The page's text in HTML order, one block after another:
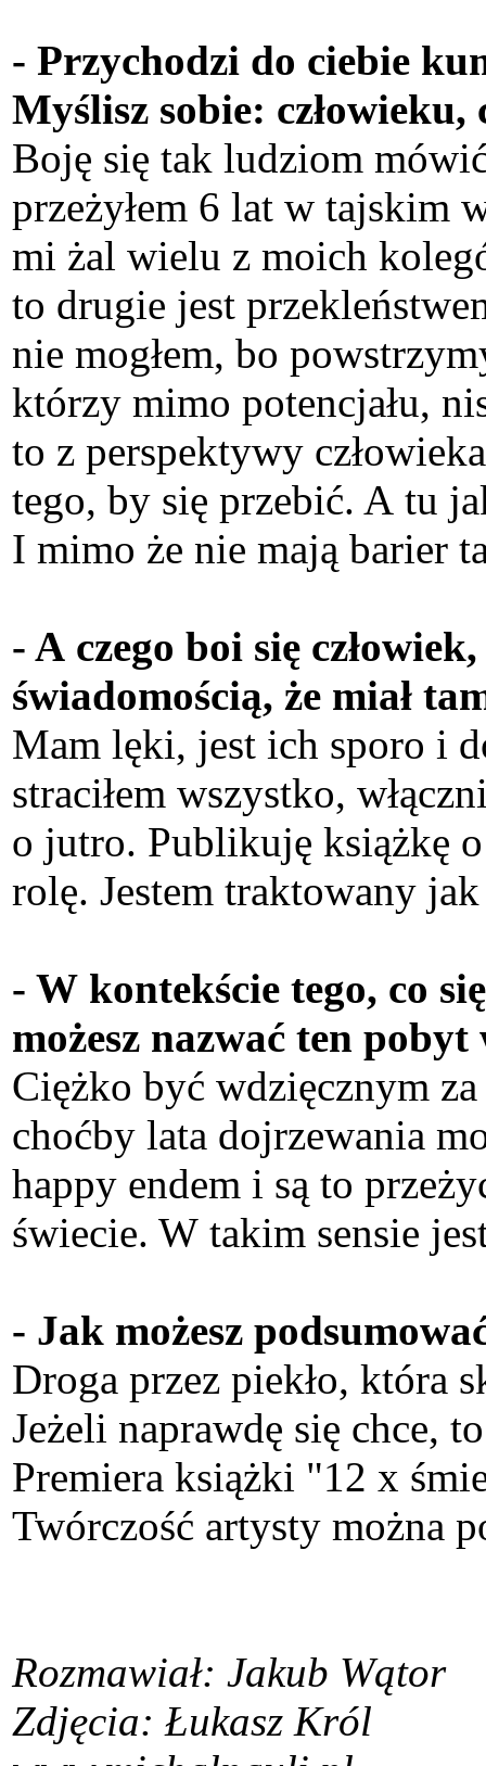
- Przychodzi do ciebie
Myślisz sobie: człowieku,
Boję się tak ludziom
przeżyłem 6 lat w tajskim
mi żal wielu z moich
to drugie jest
nie mogłem, bo
którzy mimo potencjału,
to z perspektywy
tego, by się przebić. A tu
I mimo że nie mają barier
- A czego boi się
świadomością, że miał
Mam lęki, jest ich sporo i
straciłem wszystko,
o jutro. Publikuję książkę
rolę. Jestem traktowany
- W kontekście tego, co
możesz nazwać ten
Ciężko być wdzięcznym
choćby lata dojrzewania
happy endem i są to
świecie. W takim sensie
- Jak możesz
Droga przez piekło, która
Jeżeli naprawdę się chce,
Premiera książki "12 x
Twórczość artysty można
Rozmawiał: Jakub Wątor
Zdjęcia: Łukasz Król